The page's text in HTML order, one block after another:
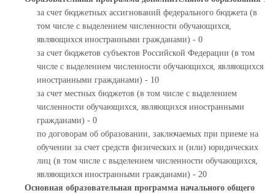
за счет бюджетных ассигнований федерального бюджета (в
том числе с выделением численности обучающихся,
являющихся иностранными гражданами) - 0
за счет бюджетов субъектов Российской Федерации (в том
числе с выделением численности обучающихся, являющихся
иностранными гражданами) - 10
за счет местных бюджетов (в том числе с выделением
численности обучающихся, являющихся иностранными
гражданами) - 0
по договорам об образовании, заключаемых при приеме на
обучении за счет средств физических и (или) юридических
лиц (в том числе с выделением численности обучающихся,
являющихся иностранными гражданами) - 20
Основная образовательная программа начального общего